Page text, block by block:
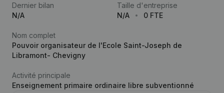
Dernier bilan
N/A
Taille d'entreprise
N/A
0 FTE
Nom complet
Pouvoir organisateur de l'Ecole Saint-Joseph de
Libramont- Chevigny
Activité principale
Enseignement primaire ordinaire libre subventionné